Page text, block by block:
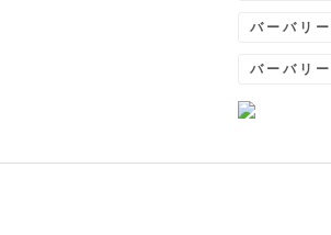
バーバリ
バーバリ